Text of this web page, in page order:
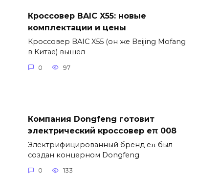
Кроссовер BAIC X55: новые
комплектации и цены
Кроссовер BAIC X55 (он же Beijing Mofang
в Китае) вышел
0 97
Компания Dongfeng готовит
электрический кроссовер eπ 008
Электрифицированный бренд eπ был
создан концерном Dongfeng
0 133